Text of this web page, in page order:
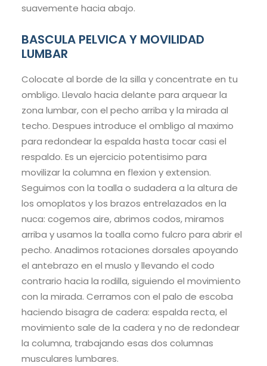
suavemente hacia abajo.
BASCULA PELVICA Y MOVILIDAD
LUMBAR
Colocate al borde de la silla y concentrate en tu
ombligo. Llevalo hacia delante para arquear la
zona lumbar, con el pecho arriba y la mirada al
techo. Despues introduce el ombligo al maximo
para redondear la espalda hasta tocar casi el
respaldo. Es un ejercicio potentisimo para
movilizar la columna en flexion y extension.
Seguimos con la toalla o sudadera a la altura de
los omoplatos y los brazos entrelazados en la
nuca: cogemos aire, abrimos codos, miramos
arriba y usamos la toalla como fulcro para abrir el
pecho. Anadimos rotaciones dorsales apoyando
el antebrazo en el muslo y llevando el codo
contrario hacia la rodilla, siguiendo el movimiento
con la mirada. Cerramos con el palo de escoba
haciendo bisagra de cadera: espalda recta, el
movimiento sale de la cadera y no de redondear
la columna, trabajando esas dos columnas
musculares lumbares.